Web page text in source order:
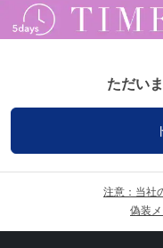
ただい
注意：当社
偽装